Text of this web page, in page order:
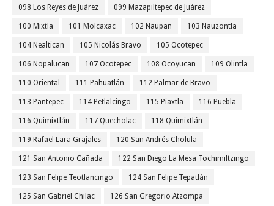
098 Los Reyes de Juárez 099 Mazapiltepec de Juárez
100 Mixtla 101 Molcaxac 102 Naupan 103 Nauzontla
104 Nealtican 105 Nicolás Bravo 105 Ocotepec
106 Nopalucan 107 Ocotepec 108 Ocoyucan 109 Olintla
110 Oriental 111 Pahuatlán 112 Palmar de Bravo
113 Pantepec 114 Petlalcingo 115 Piaxtla 116 Puebla
116 Quimixtlán 117 Quecholac 118 Quimixtlán
119 Rafael Lara Grajales 120 San Andrés Cholula
121 San Antonio Cañada 122 San Diego La Mesa Tochimiltzingo
123 San Felipe Teotlancingo 124 San Felipe Tepatlán
125 San Gabriel Chilac 126 San Gregorio Atzompa